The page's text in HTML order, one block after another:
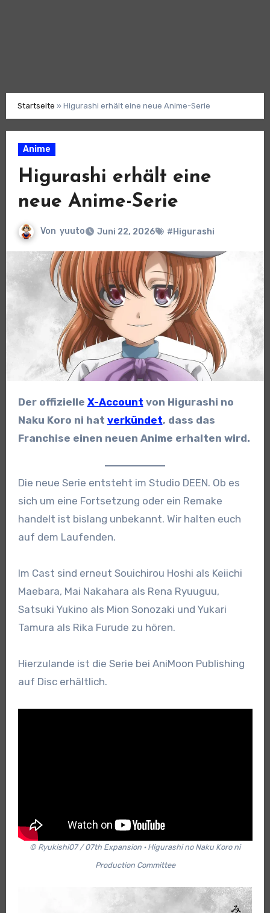
Startseite » Higurashi erhält eine neue Anime-Serie
Anime
Higurashi erhält eine
neue Anime-Serie
Von yuuto Juni 22, 2026 #Higurashi
Der offizielle X-Account von Higurashi no
Naku Koro ni hat verkündet, dass das
Franchise einen neuen Anime erhalten wird.
Die neue Serie entsteht im Studio DEEN. Ob es
sich um eine Fortsetzung oder ein Remake
handelt ist bislang unbekannt. Wir halten euch
auf dem Laufenden.
Im Cast sind erneut Souichirou Hoshi als Keiichi
Maebara, Mai Nakahara als Rena Ryuuguu,
Satsuki Yukino als Mion Sonozaki und Yukari
Tamura als Rika Furude zu hören.
Hierzulande ist die Serie bei AniMoon Publishing
auf Disc erhältlich.
© Ryukishi07 / 07th Expansion · Higurashi no Naku Koro ni
Production Committee